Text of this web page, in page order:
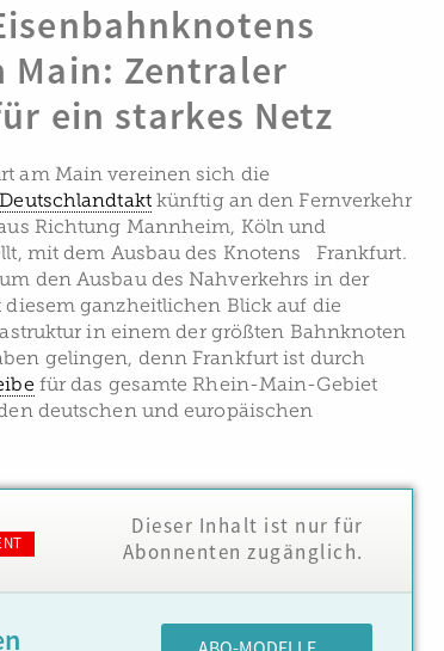
Main: Zentraler
ein starkes Netz
am Main vereinen sich die
Deutschlandtaktkünftig an den Fernverkehr
Richtung Mannheim, Köln und
mit dem Ausbau des Knotens Frankfurt.
den Ausbau des Nahverkehrs in der
ganzheitlichen Blick auf die
in einem der größten Bahnknoten
gelingen, denn Frankfurt ist durch
für das gesamte Rhein-Main-Gebiet
deutschen und europäischen
Dieser Inhalt ist nur für
Abonnenten zugänglich.